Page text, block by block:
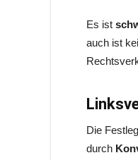
Es ist
auch ist
Die
durch